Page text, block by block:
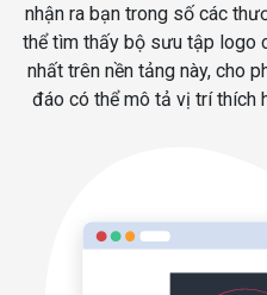
nhận ra bạn trong số các
thể tìm thấy bộ sưu tập logo
nhất trên nền tảng này, cho
đáo có thể mô tả vị trí thích